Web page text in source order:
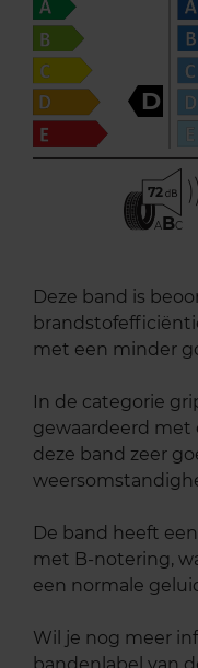
D
72
ABC
Deze band is
met een minder
In de categorie
gewaardeerd met
deze band zeer
De band heeft
met B-notering,
een normale
Wil je nog meer